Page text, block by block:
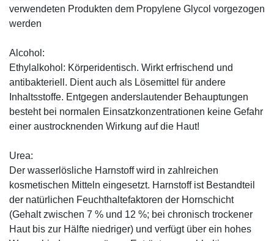
verwendeten Produkten dem Propylene Glycol vorgezogen
werden
Alcohol:
Ethylalkohol: Körperidentisch. Wirkt erfrischend und
antibakteriell. Dient auch als Lösemittel für andere
Inhaltsstoffe. Entgegen anderslautender Behauptungen
besteht bei normalen Einsatzkonzentrationen keine Gefahr
einer austrocknenden Wirkung auf die Haut!
Urea:
Der wasserlösliche Harnstoff wird in zahlreichen
kosmetischen Mitteln eingesetzt. Harnstoff ist Bestandteil
der natürlichen Feuchthaltefaktoren der Hornschicht
(Gehalt zwischen 7 % und 12 %; bei chronisch trockener
Haut bis zur Hälfte niedriger) und verfügt über ein hohes